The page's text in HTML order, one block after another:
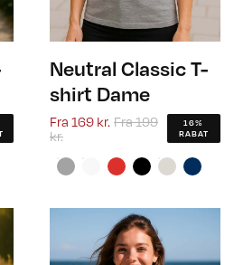
Neutral Classic T-
shirt Dame
Fra 169 kr. Fra199
kr.
16%
RABAT